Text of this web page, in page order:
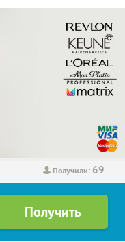
Получили: 69